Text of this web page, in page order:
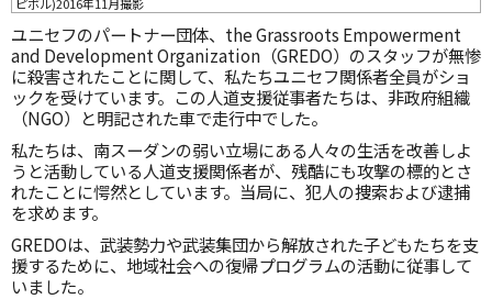
ユニセフのパートナー団体、the Grassroots Empowerment
and Development Organization（GREDO）のスタッフが無惨
に殺害されたことに関して、私たちユニセフ関係者全員がショ
ックを受けています。この人道支援従事者たちは、非政府組織
（NGO）と明記された車で走行中でした。
私たちは、南スーダンの弱い立場にある人々の生活を改善しよ
うと活動している人道支援関係者が、残酷にも攻撃の標的とさ
れたことに愕然としています。当局に、犯人の捜索および逮捕
を求めます。
GREDOは、武装勢力や武装集団から解放された子どもたちを支
援するために、地域社会への復帰プログラムの活動に従事して
いました。